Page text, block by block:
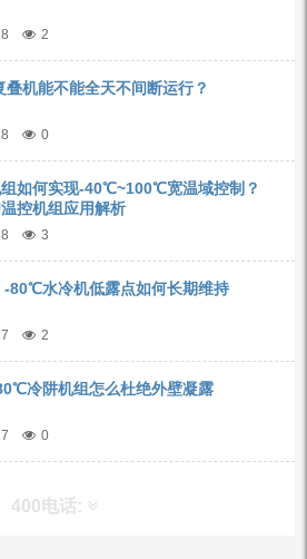
2
机能不能全天不间断运行？
0
如何实现-40℃~100℃宽温域控制？
控机组应用解析
3
-80℃水冷机低露点如何长期维持
2
冷阱机组怎么杜绝外壁凝露
0
400电话: